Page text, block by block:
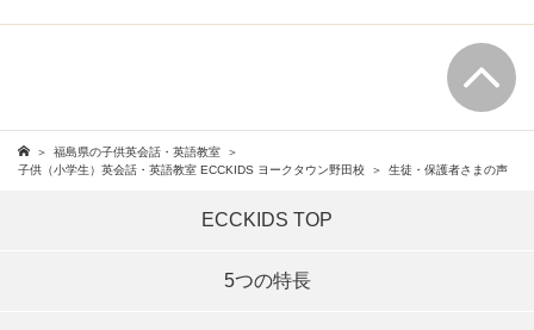
福島県の子供英会話・英語教室
子供（小学生）英会話・英語教室 ECCKIDS ヨークタウン野田校
生徒・保護者さまの声
ECCKIDS TOP
5つの特長